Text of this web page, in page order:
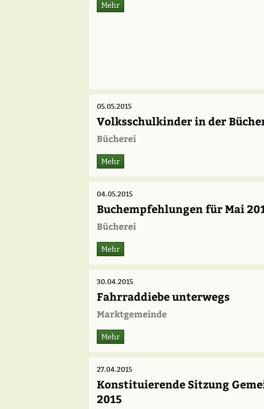
Mehr
05.05.2015
Volksschulkinder in der
Bücherei
Mehr
04.05.2015
Buchempfehlungen für Mai
Bücherei
Mehr
30.04.2015
Fahrraddiebe unterwegs
Marktgemeinde
Mehr
27.04.2015
Konstituierende Sitzung
2015